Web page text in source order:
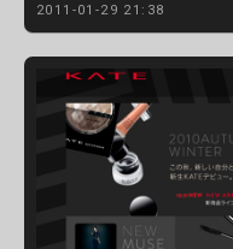
2011-01-29 21:38